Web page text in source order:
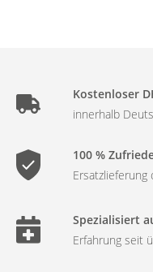
Kostenloser
innerhalb
100 %
Ersatzlieferung
Spezialisiert
Erfahrung seit